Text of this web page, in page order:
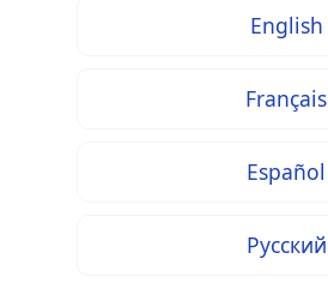
English
Français
Español
Русский